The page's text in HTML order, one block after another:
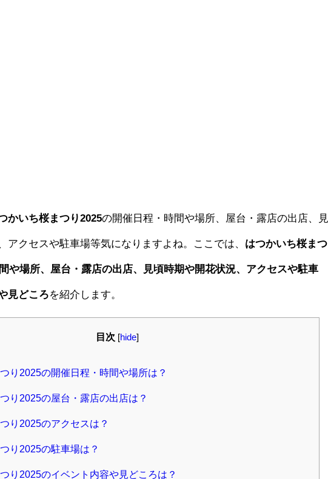
かいち桜まつり2025の開催日程・時間や場所、屋台・露店の出店、見
アクセスや駐車場等気になりますよね。ここでは、 はつかいち桜まつ
や場所、屋台・露店の出店、見頃時期や開花状況、アクセスや駐車
見どころを紹介します。
目次 hide
り2025の開催日程・時間や場所は？
り2025の屋台・露店の出店は？
り2025のアクセスは？
り2025の駐車場は？
り2025のイベント内容や見どころは？